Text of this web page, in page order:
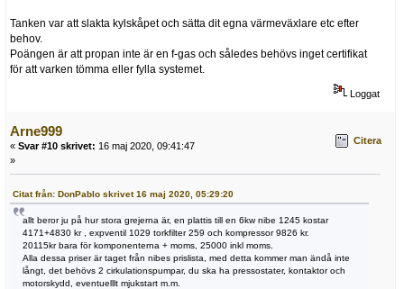
Tanken var att slakta kylskåpet och sätta dit egna värmeväxlare etc efter
behov.
Poängen är att propan inte är en f-gas och således behövs inget certifikat
för att varken tömma eller fylla systemet.
Loggat
Arne999
« Svar #10 skrivet: 16 maj 2020, 09:41:47
»
Citera
Citat från: DonPablo skrivet 16 maj 2020, 05:29:20
allt beror ju på hur stora grejerna är, en plattis till en 6kw nibe 1245 kostar
4171+4830 kr , expventil 1029 torkfilter 259 och kompressor 9826 kr.
20115kr bara för komponenterna + moms, 25000 inkl moms.
Alla dessa priser är taget från nibes prislista, med detta kommer man ändå inte
långt, det behövs 2 cirkulationspumpar, du ska ha pressostater, kontaktor och
motorskydd, eventuelllt mjukstart m.m.